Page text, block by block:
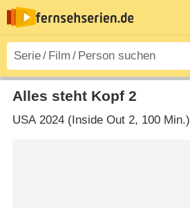
Alles steht Kopf 2
USA2024 (Inside Out 2‎, 100 Min.)